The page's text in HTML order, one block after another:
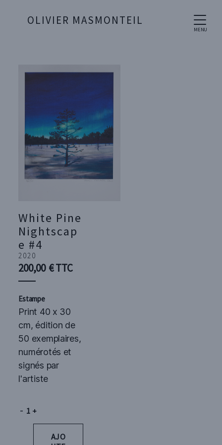
MENU
OLIVIER MASMONTEIL
White Pine
Nightscap
e #4
2020
200,00 €TTC
Estampe
Print 40 x 30
cm, édition de
50 exemplaires,
numérotés et
signés par
l'artiste
AJO